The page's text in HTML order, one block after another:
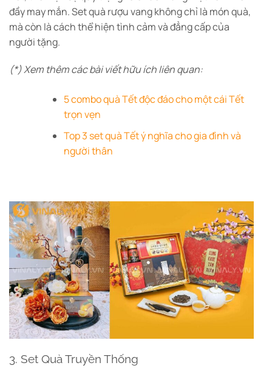
đầy may mắn. Set quà rượu vang không chỉ là món quà,
mà còn là cách thể hiện tình cảm và đẳng cấp của
người tặng.
(*) Xem thêm các bài viết hữu ích liên quan:
5 combo quà Tết độc đáo cho một cái Tết
trọn vẹn
Top 3 set quà Tết ý nghĩa cho gia đình và
người thân
3. Set Quà Truyền Thống